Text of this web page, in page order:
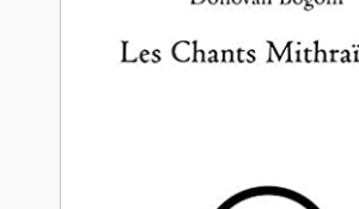
Il fallait me laisser mourir